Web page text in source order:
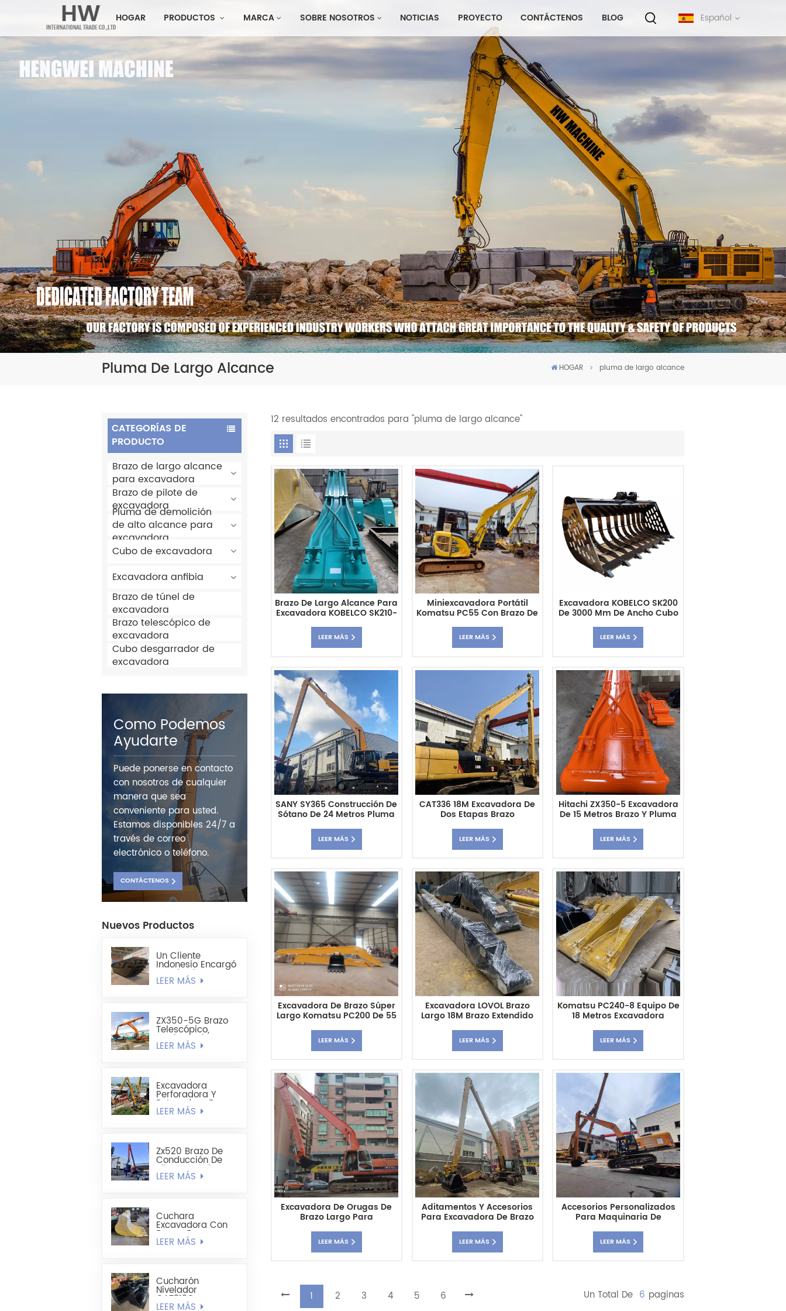
HOGAR PRODUCTOS MARCA SOBRE NOSOTROS NOTICIAS PROYECTO CONTÁCTENOS BLOG Español
français
русский
español
português
Pluma De Largo Alcance HOGAR pluma de largo alcance
CATEGORÍAS DE
PRODUCTO
Brazo de largo alcance
para excavadora
Brazo de pilote de
excavadora
Pluma de demolición
de alto alcance para
excavadora
Cubo de excavadora
Excavadora anfibia
Brazo de túnel de
excavadora
Brazo telescópico de
excavadora
Cubo desgarrador de
excavadora
Como Podemos
Ayudarte
Puede ponerse en contacto
con nosotros de cualquier
manera que sea
conveniente para usted.
Estamos disponibles 24/7 a
través de correo
electrónico o teléfono.
CONTÁCTENOS
Nuevos Productos
Un Cliente
Indonesio Encargó
Un Chasis De
Excavadora
LEER MÁS
ZX350-5G Brazo
Telescópico,
Cuchara Tipo
Concha Liviana De
LEER MÁS
Excavadora
Perforadora Y
Retenedora De
Pilotes De Chapa
LEER MÁS
Zx520 Brazo De
Conducción De
Pilotes De Chapa
De Acero En
LEER MÁS
Cuchara
Excavadora Con
Forma De
Cucharón
LEER MÁS
Cucharón
Nivelador
CAT312C
CAT320DL De 1200
LEER MÁS
12 resultados encontrados para "pluma de largo alcance"
Brazo De Largo Alcance Para
Excavadora KOBELCO SK210-
Aceite Roto
LEER MÁS
Miniexcavadora Portátil
Komatsu PC55 Con Brazo De
LEER MÁS
Excavadora KOBELCO SK200
De 3000 Mm De Ancho Cubo
LEER MÁS
SANY SY365 Construcción De
Sótano De 24 Metros Pluma
Largo
LEER MÁS
CAT336 18M Excavadora De
Dos Etapas Brazo
Pozos De Subrasante
LEER MÁS
Hitachi ZX350-5 Excavadora
De 15 Metros Brazo Y Pluma
LEER MÁS
Excavadora De Brazo Súper
Largo Komatsu PC200 De 55
LEER MÁS
Excavadora LOVOL Brazo
Largo 18M Brazo Extendido
LEER MÁS
Komatsu PC240-8 Equipo De
18 Metros Excavadora
LEER MÁS
Excavadora De Orugas De
Brazo Largo Para
Grande Doosan DH370 20m
LEER MÁS
Aditamentos Y Accesorios
Para Excavadora De Brazo
CAT336D 25M
LEER MÁS
Accesorios Personalizados
Para Maquinaria De
Sobre Orugas De Brazo
Largo SANY SY365 18M
LEER MÁS
1 2 3 4 5 6 Un Total De 6 Paginas